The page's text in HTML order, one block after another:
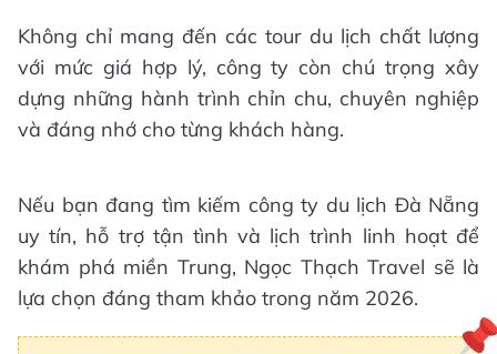
Không chỉ mang đến các tour du lịch chất lượng
với mức giá hợp lý, công ty còn chú trọng xây
dựng những hành trình chỉn chu, chuyên nghiệp
và đáng nhớ cho từng khách hàng.
Nếu bạn đang tìm kiếm công ty du lịch Đà Nẵng
uy tín, hỗ trợ tận tình và lịch trình linh hoạt để
khám phá miền Trung, Ngọc Thạch Travel sẽ là
lựa chọn đáng tham khảo trong năm 2026.